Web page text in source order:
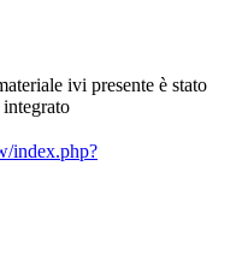
ivi presente è stato
integrato
index.php?